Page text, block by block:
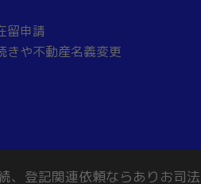
留申請
きや不動産名義変更
登記関連依頼ならありお司